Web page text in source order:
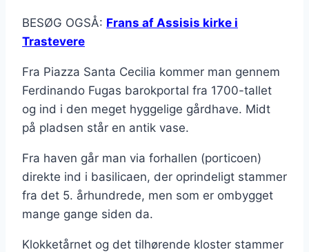
BESØG OGSÅ: Frans af Assisis kirke i
Trastevere
Fra Piazza Santa Cecilia kommer man gennem
Ferdinando Fugas barokportal fra 1700-tallet
og ind i den meget hyggelige gårdhave. Midt
på pladsen står en antik vase.
Fra haven går man via forhallen (porticoen)
direkte ind i basilicaen, der oprindeligt stammer
fra det 5. århundrede, men som er ombygget
mange gange siden da.
Klokketårnet og det tilhørende kloster stammer